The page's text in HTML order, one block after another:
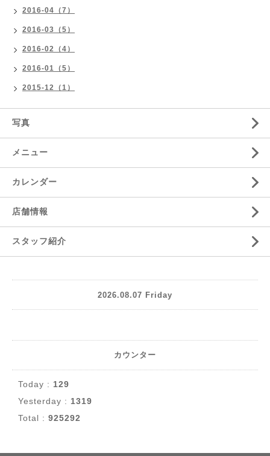
2016-04（7）
2016-03（5）
2016-02（4）
2016-01（5）
2015-12（1）
写真
メニュー
カレンダー
店舗情報
スタッフ紹介
2026.08.07 Friday
カウンター
Today : 129
Yesterday : 1319
Total : 925292